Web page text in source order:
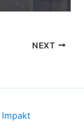
NEXT
Impakt